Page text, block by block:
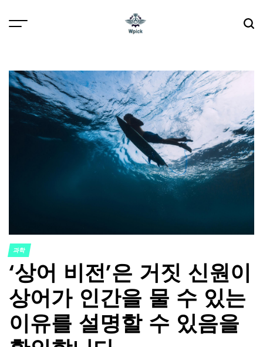
POSTED
IN
과학
‘상어 비전’은 거짓 신원이
상어가 인간을 물 수 있는
이유를 설명할 수 있음을